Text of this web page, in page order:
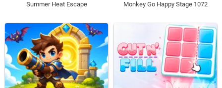
Summer Heat Escape Monkey Go Happy Stage 1072